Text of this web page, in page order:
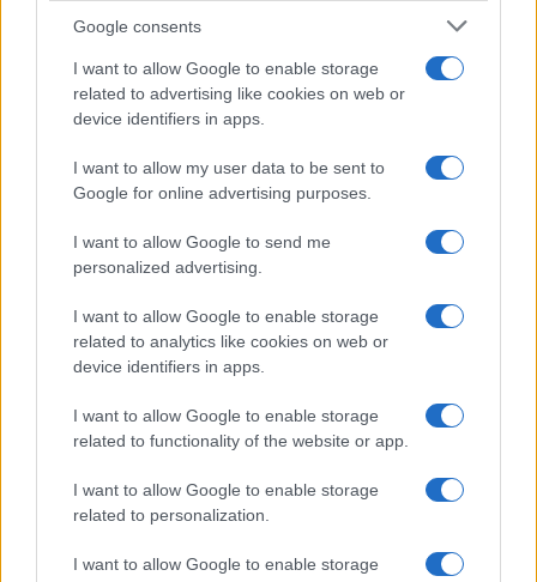
Google consents
I want to allow Google to enable storage
related to advertising like cookies on web or
device identifiers in apps.
I want to allow my user data to be sent to
Google for online advertising purposes.
I want to allow Google to send me
personalized advertising.
I want to allow Google to enable storage
related to analytics like cookies on web or
device identifiers in apps.
I want to allow Google to enable storage
related to functionality of the website or app.
I want to allow Google to enable storage
related to personalization.
I want to allow Google to enable storage
Pamela Genini:
omicidio e stalking,
una tragedia che
continua a far
discutere
Morte di un casco
missione di pace in
Libano è davvero
Cavalletti criminalità furto
ARTICOLI CORRELATI
Roma sotto attacco: la ‘ndrangheta e il suo primo